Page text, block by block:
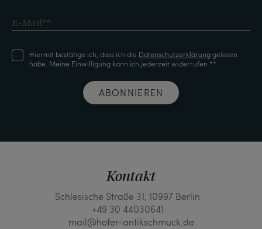
Hiermit bestätige ich, dass ich die Daten­schutz­erklärunggelesen
habe. Meine Einwilligung kann ich jederzeit widerrufen.**
ABONNIEREN
Kontakt
Schlesische Straße 31, 10997 Berlin
+49 30 44030641
mail@hofer-antikschmuck.de